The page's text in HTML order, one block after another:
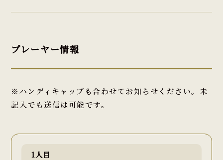
プレーヤー情報
※ハンディキャップも合わせてお知らせください。未
記入でも送信は可能です。
1人目